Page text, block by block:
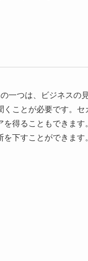
一つは、ビジネスの
ことが必要です。
得ることもできま
下すことができま